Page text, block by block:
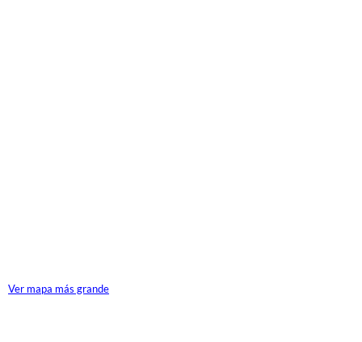
Ver mapa más grande